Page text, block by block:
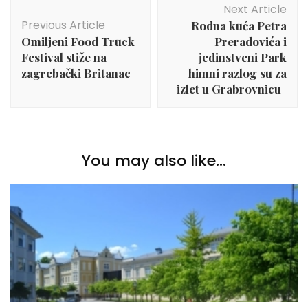
Navigation
Previous Article
Omiljeni Food Truck
Festival stiže na
zagrebački Britanac
Next Article
Rodna kuća Petra
Preradovića i
jedinstveni Park
himni razlog su za
izlet u Grabrovnicu
You may also like...